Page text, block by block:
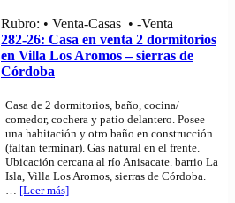
Rubro: • Venta-Casas • -Venta
282-26: Casa en venta 2 dormitorios
en Villa Los Aromos – sierras de
Córdoba
Casa de 2 dormitorios, baño, cocina/
comedor, cochera y patio delantero. Posee
una habitación y otro baño en construcción
(faltan terminar). Gas natural en el frente.
Ubicación cercana al río Anisacate. barrio La
Isla, Villa Los Aromos, sierras de Córdoba.
… [Leer más]